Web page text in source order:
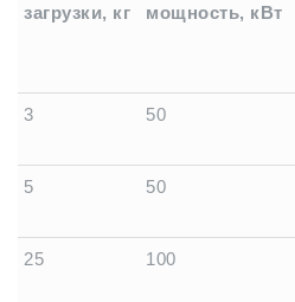
загрузки, кг
мощность, кВт
Масса
Потребляемая
3 50
5 50
25 100